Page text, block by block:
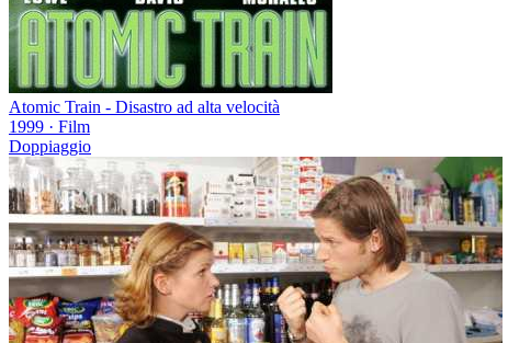
Atomic Train - Disastro ad alta velocità
1999 · Film
Doppiaggio